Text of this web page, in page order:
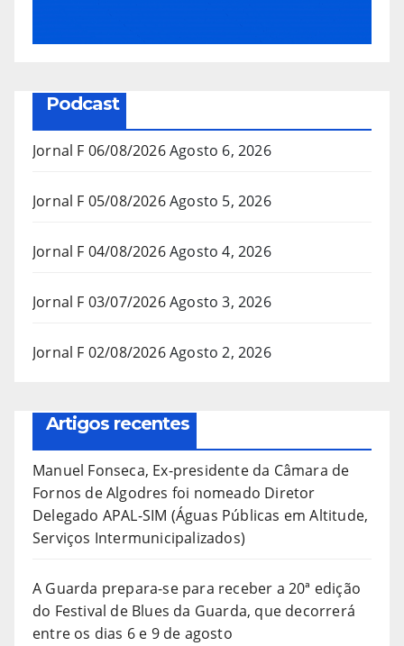
Podcast
Jornal F 06/08/2026Agosto 6, 2026
Jornal F 05/08/2026Agosto 5, 2026
Jornal F 04/08/2026Agosto 4, 2026
Jornal F 03/07/2026Agosto 3, 2026
Jornal F 02/08/2026Agosto 2, 2026
Artigos recentes
Manuel Fonseca, Ex-presidente da Câmara de
Fornos de Algodres foi nomeado Diretor
Delegado APAL-SIM (Águas Públicas em Altitude,
Serviços Intermunicipalizados)
A Guarda prepara-se para receber a 20ª edição
do Festival de Blues da Guarda, que decorrerá
entre os dias 6 e 9 de agosto